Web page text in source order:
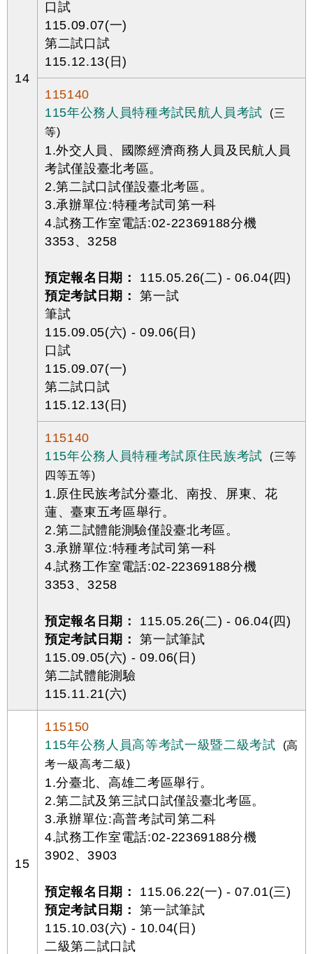
14
口試
115.09.07(一)
第二試口試
115.12.13(日)
115140
115年公務人員特種考試民航人員考試
(三
等)
1.外交人員、國際經濟商務人員及民航人員
考試僅設臺北考區。
2.第二試口試僅設臺北考區。
3.承辦單位:特種考試司第一科
4.試務工作室電話:02-22369188分機
3353、3258
預定報名日期：
115.05.26(二) - 06.04(四)
預定考試日期：
第一試
筆試
115.09.05(六) - 09.06(日)
口試
115.09.07(一)
第二試口試
115.12.13(日)
115140
115年公務人員特種考試原住民族考試
(三等
四等五等)
1.原住民族考試分臺北、南投、屏東、花
蓮、臺東五考區舉行。
2.第二試體能測驗僅設臺北考區。
3.承辦單位:特種考試司第一科
4.試務工作室電話:02-22369188分機
3353、3258
預定報名日期：
115.05.26(二) - 06.04(四)
預定考試日期：
第一試筆試
115.09.05(六) - 09.06(日)
第二試體能測驗
115.11.21(六)
15
115150
115年公務人員高等考試一級暨二級考試
(高
考一級高考二級)
1.分臺北、高雄二考區舉行。
2.第二試及第三試口試僅設臺北考區。
3.承辦單位:高普考試司第二科
4.試務工作室電話:02-22369188分機
3902、3903
預定報名日期：
115.06.22(一) - 07.01(三)
預定考試日期：
第一試筆試
115.10.03(六) - 10.04(日)
二級第二試口試